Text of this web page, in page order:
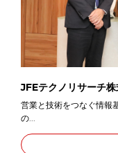
JFEテクノリサーチ
営業と技術をつなぐ情報
の...